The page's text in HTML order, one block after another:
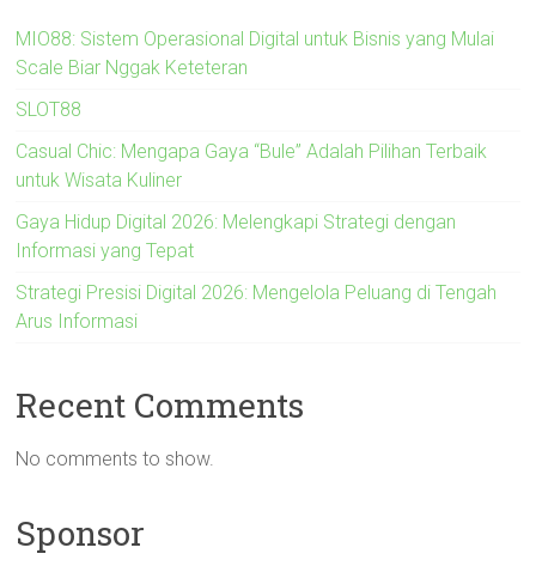
MIO88: Sistem Operasional Digital untuk Bisnis yang Mulai
Scale Biar Nggak Keteteran
SLOT88
Casual Chic: Mengapa Gaya “Bule” Adalah Pilihan Terbaik
untuk Wisata Kuliner
Gaya Hidup Digital 2026: Melengkapi Strategi dengan
Informasi yang Tepat
Strategi Presisi Digital 2026: Mengelola Peluang di Tengah
Arus Informasi
Recent Comments
No comments to show.
Sponsor